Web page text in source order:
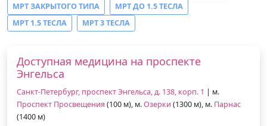
МРТ ЗАКРЫТОГО ТИПА
МРТ ДО 1.5 ТЕСЛА
МРТ 1.5 ТЕСЛА
МРТ 3 ТЕСЛА
Доступная медицина на проспекте
Энгельса
Санкт-Петербург, проспект Энгельса, д. 138, корп. 1 | м.
Проспект Просвещения (100 м), м.Озерки (1300 м), м. Парнас
(1400 м)